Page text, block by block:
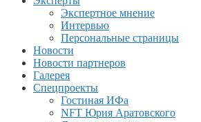
Экспертное мнение
Интервью
Персональные страницы
Новости
Новости партнеров
Галерея
Спецпроекты
Гостиная ИФа
NFT Юрия Аратовского